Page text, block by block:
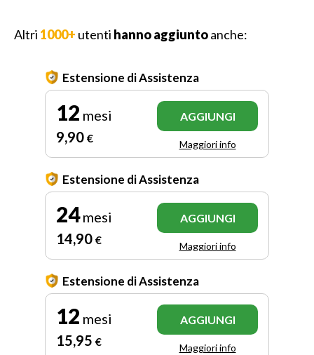
Altri 1000+ utenti hanno aggiuntoanche:
Estensione di Assistenza
12 mesi
9,90 €
AGGIUNGI
Maggiori info
Estensione di Assistenza
24mesi
14,90 €
AGGIUNGI
Maggiori info
Estensione di Assistenza
12 mesi
15,95 €
AGGIUNGI
Maggiori info